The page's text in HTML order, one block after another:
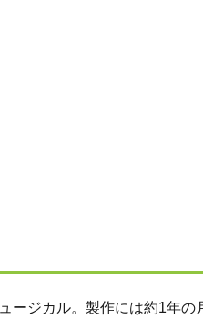
ージカル。製作には約1年の